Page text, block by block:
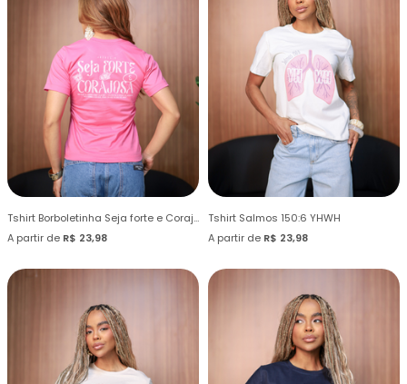
Tshirt Borboletinha Seja forte e Corajosa
A partir de R$ 23,98
Tshirt Salmos 150:6 YHWH
A partir de R$ 23,98